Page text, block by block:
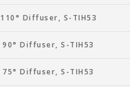
110° Diffuser, S-TIH53
90° Diffuser, S-TIH53
75° Diffuser, S-TIH53